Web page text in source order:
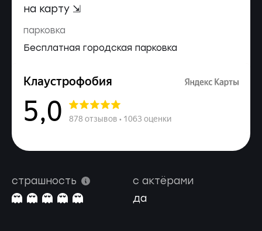
на карту ⇲
парковка
Бесплатная городская парковка
страшность
с актёрами
да